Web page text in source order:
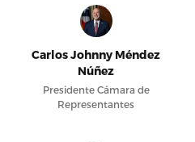
Carlos Johnny Méndez
Núñez
Presidente Cámara de
Representantes